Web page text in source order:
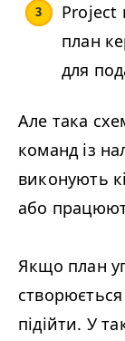
Project
план
для
Але така
команд із
виконують
або
Якщо план
підійти. У